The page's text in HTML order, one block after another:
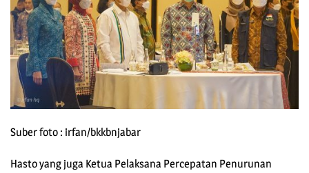
Suber foto : irfan/bkkbnjabar
Hasto yang juga Ketua Pelaksana Percepatan Penurunan